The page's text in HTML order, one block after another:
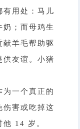
有用处：马儿
奶；而母鸡生
献羊毛帮助驱
供友谊。小猪
为一个真正的
伤害或吃掉这
14 岁。